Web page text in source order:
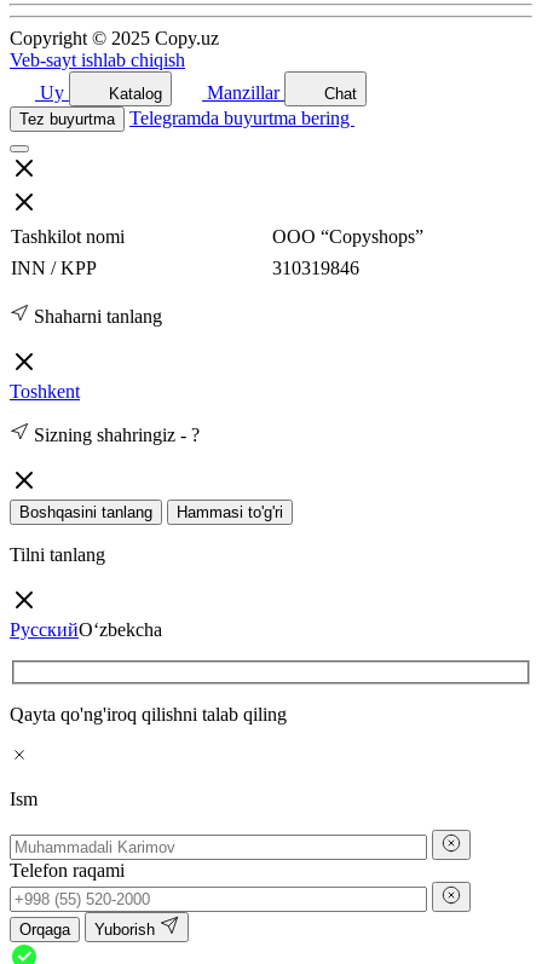
Copyright © 2025 Copy.uz
Veb-sayt ishlab chiqish
Uy
Katalog Manzillar
Chat
Tez buyurtma
Telegramda buyurtma bering
Tashkilot nomi
ООО “Copyshops”
INN / KPP
310319846
Shaharni tanlang
Toshkent
Sizning shahringiz - ?
Boshqasini tanlang Hammasi to'g'ri
Tilni tanlang
РусскийO‘zbekcha
Qayta qo'ng'iroq qilishni talab qiling
Ism
Telefon raqami
Orqaga Yuborish